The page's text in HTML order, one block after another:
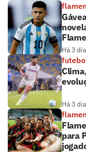
Há 3
Há 3
para